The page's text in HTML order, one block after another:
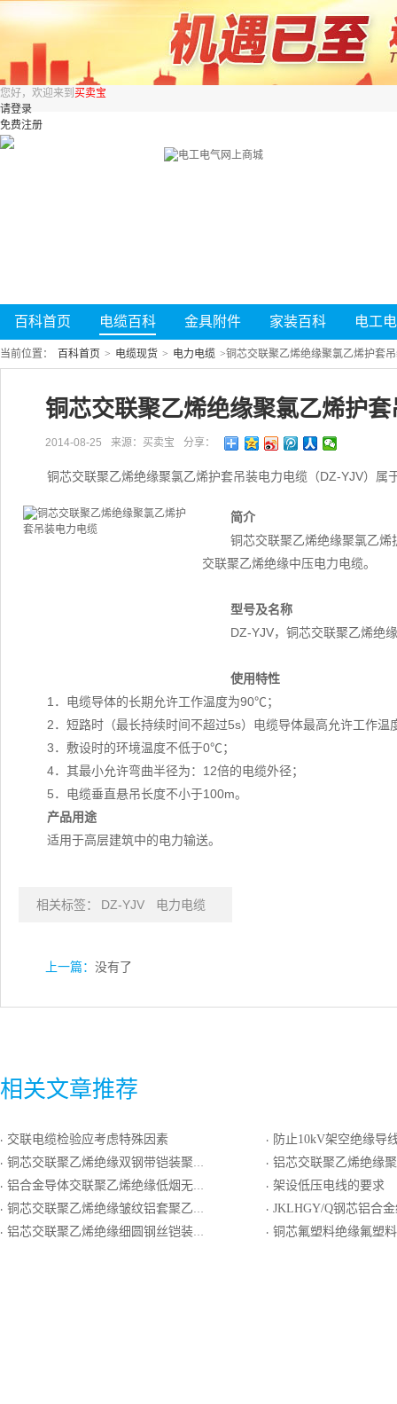
您好，欢迎来到 买卖宝
请登录
免费注册
百科首页 电缆百科 金具附件 家装百科 电工
当前位置： 百科首页 > 电缆现货 > 电力电缆 >铜芯交联聚乙烯绝缘聚氯乙烯护套
铜芯交联聚乙烯绝缘聚氯乙烯护
2014-08-25 来源：买卖宝 分享：
铜芯交联聚乙烯绝缘聚氯乙烯护套吊装电力电缆（DZ-YJV）
简介
铜芯交联聚乙烯绝缘聚氯乙
交联聚乙烯绝缘中压电力电缆。
型号及名称
DZ-YJV，铜芯交联聚乙烯绝
使用特性
1．电缆导体的长期允许工作温度为90℃；
2．短路时（最长持续时间不超过5s）电缆导体最高允许工作
3．敷设时的环境温度不低于0℃；
4．其最小允许弯曲半径为：12倍的电缆外径；
5．电缆垂直悬吊长度不小于100m。
产品用途
适用于高层建筑中的电力输送。
相关标签： DZ-YJV 电力电缆
上一篇： 没有了
相关文章推荐
· 交联电缆检验应考虑特殊因素
· 铜芯交联聚乙烯绝缘双钢带铠装聚氯乙烯护套电力电缆
· 铝合金导体交联聚乙烯绝缘低烟无卤聚烯烃护套阻燃C类耐低温电力电缆
· 铜芯交联聚乙烯绝缘皱纹铝套聚乙烯外护套纵向阻水电力电缆
· 铝芯交联聚乙烯绝缘细圆钢丝铠装聚氯乙烯护套电力电缆
· 防止10kV架空绝缘导线雷击断线
· 铝芯交联聚乙烯绝缘聚氯乙
· 架设低压电线的要求
· JKLHGY/Q钢芯铝合金绞线芯轻型聚
· 铜芯氟塑料绝缘氟塑料护